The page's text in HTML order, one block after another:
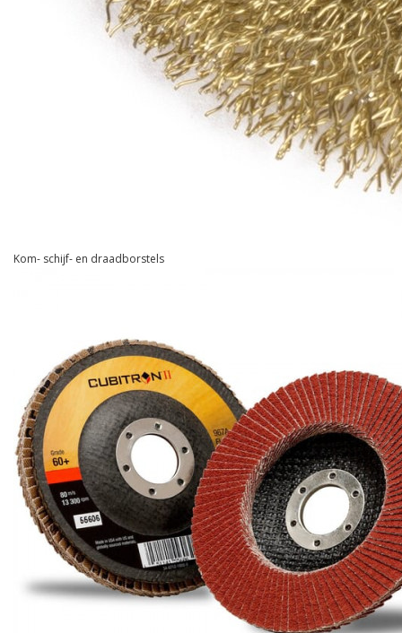
Kom- schijf- en draadborstels